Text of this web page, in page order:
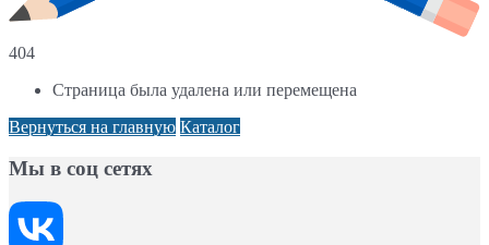
404
Страница была удалена или перемещена
Вернуться на главную Каталог
Мы в соц сетях